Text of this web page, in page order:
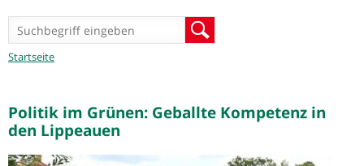
Suchformular
Sie
Startseite
Politik im Grünen: Geballte Kompetenz in
den Lippeauen